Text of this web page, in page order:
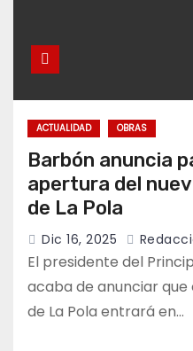
ACTUALIDAD OBRAS
Barbón anuncia
apertura del
de La Pola
Dic 16, 2025
El presidente del
acaba de anunciar
de La Pola entrará en…